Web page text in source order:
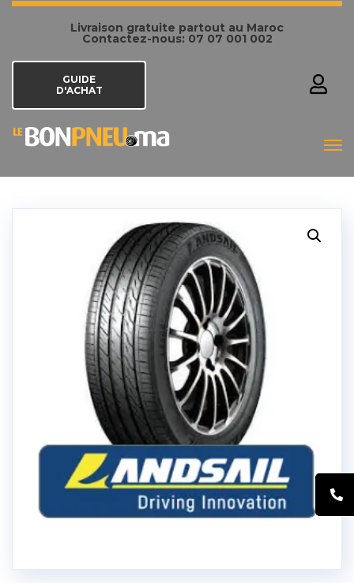
Livraison gratuite partout au Maroc
Contactez-nous: 07 07 001 002
GUIDE
D'ACHAT